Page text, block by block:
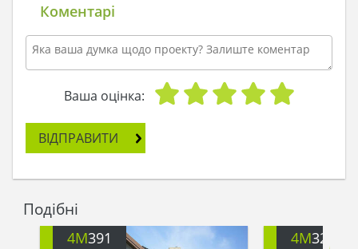
Коментарі
Ваша оцінка:
ВІДПРАВИТИ
Подібні
4M391 4M3200